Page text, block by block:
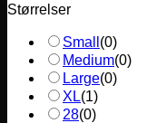
Størrelser
Small (0)
Medium(0)
Large(0)
XL(1)
28(0)